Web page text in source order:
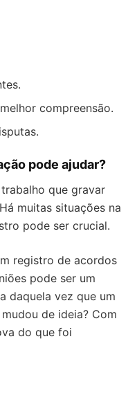
compreensão.
pode ajudar?
que gravar
muitas situações na
pode ser crucial.
registro de acordos
pode ser um
daquela vez que um
de ideia? Com
do que foi